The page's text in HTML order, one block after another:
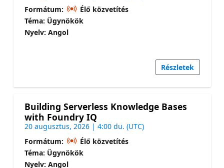
Formátum:
Élő közvetítés
Téma: Ügynökök
Nyelv: Angol
Részletek
Building Serverless Knowledge Bases
with Foundry IQ
20 augusztus, 2026 | 4:00 du. (UTC)
Formátum:
Élő közvetítés
Téma: Ügynökök
Nyelv: Angol